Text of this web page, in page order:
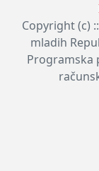
Copyright (c)
mladih
Programska